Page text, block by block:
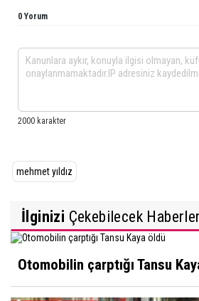
0 Yorum
mehmet yıldız
İlginizi Çekebilecek Haberler
Otomobilin çarptığı Tansu